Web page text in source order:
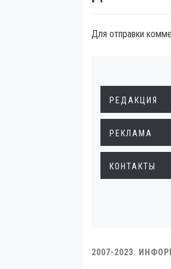
Для отправки
РЕДАКЦИЯ
РЕКЛАМА
КОНТАКТЫ
2007-2023.